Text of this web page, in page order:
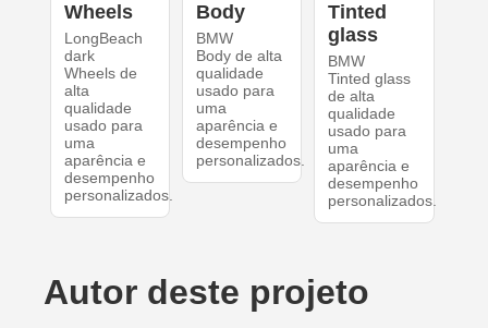
Wheels
LongBeach
dark
Wheels de
alta
qualidade
usado para
uma
aparência e
desempenho
personalizados.
Body
BMW
Body de alta
qualidade
usado para
uma
aparência e
desempenho
personalizados.
Tinted
glass
BMW
Tinted glass
de alta
qualidade
usado para
uma
aparência e
desempenho
personalizados.
Autor deste projeto